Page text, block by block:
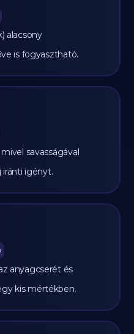
alacsony
is fogyasztható.
savasságával
iránti igényt.
anyagcserét és
kis mértékben.